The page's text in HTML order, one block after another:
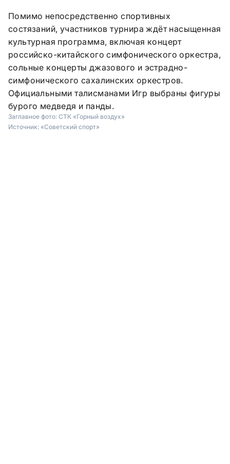
Помимо непосредственно спортивных
состязаний, участников турнира ждёт насыщенная
культурная программа, включая концерт
российско-китайского симфонического оркестра,
сольные концерты джазового и эстрадно-
симфонического сахалинских оркестров.
Официальными талисманами Игр выбраны фигуры
бурого медведя и панды.
Заглавное фото: СТК «Горный воздух»
Источник: «Советский спорт»